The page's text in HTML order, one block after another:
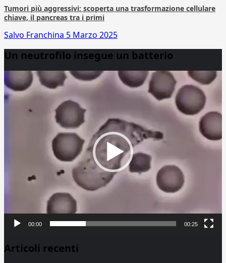
Tumori più aggressivi: scoperta una trasformazione cellulare
chiave, il pancreas tra i primi
Salvo Franchina 5 Marzo 2025
Un neutrofilo insegue un batterio
Player
00:00 00:25
Articoli recenti